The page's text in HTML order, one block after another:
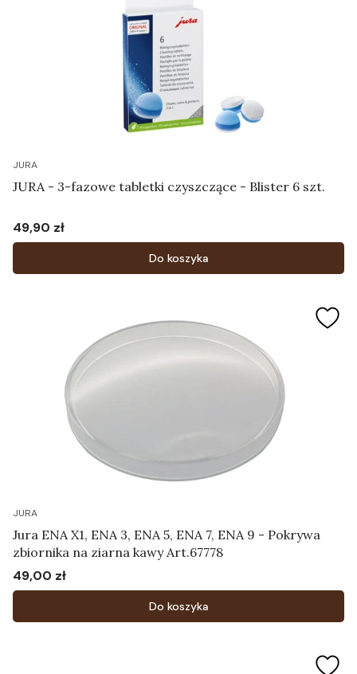
JURA
JURA - 3-fazowe tabletki czyszczące - Blister 6 szt.
Cena
49,90 zł
Do koszyka
JURA
Jura ENA X1, ENA 3, ENA 5, ENA 7, ENA 9 - Pokrywa
zbiornika na ziarna kawy Art.67778
Cena
49,00 zł
Do koszyka